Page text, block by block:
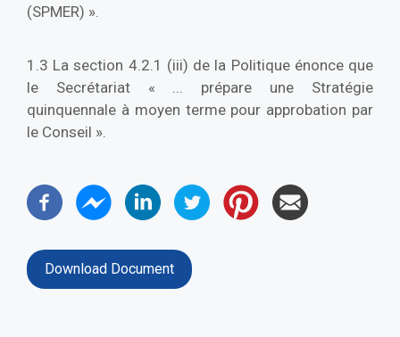
(SPMER) ».
1.3 La section 4.2.1 (iii) de la Politique énonce que
le Secrétariat « ... prépare une Stratégie
quinquennale à moyen terme pour approbation par
le Conseil ».
Download Document